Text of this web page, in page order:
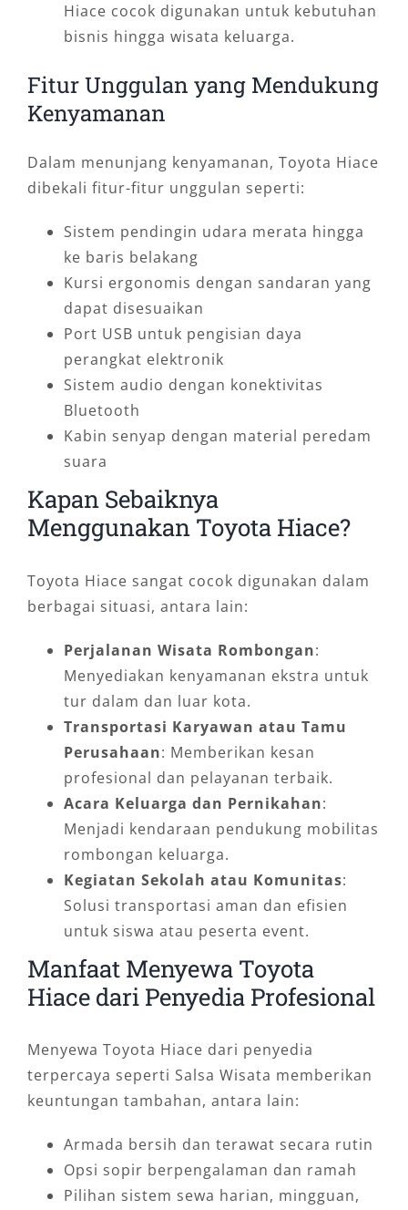
Hiace cocok digunakan untuk kebutuhan
bisnis hingga wisata keluarga.
Fitur Unggulan yang Mendukung
Kenyamanan
Dalam menunjang kenyamanan, Toyota Hiace
dibekali fitur-fitur unggulan seperti:
Sistem pendingin udara merata hingga
ke baris belakang
Kursi ergonomis dengan sandaran yang
dapat disesuaikan
Port USB untuk pengisian daya
perangkat elektronik
Sistem audio dengan konektivitas
Bluetooth
Kabin senyap dengan material peredam
suara
Kapan Sebaiknya
Menggunakan Toyota Hiace?
Toyota Hiace sangat cocok digunakan dalam
berbagai situasi, antara lain:
Perjalanan Wisata Rombongan:
Menyediakan kenyamanan ekstra untuk
tur dalam dan luar kota.
Transportasi Karyawan atau Tamu
Perusahaan: Memberikan kesan
profesional dan pelayanan terbaik.
Acara Keluarga dan Pernikahan:
Menjadi kendaraan pendukung mobilitas
rombongan keluarga.
Kegiatan Sekolah atau Komunitas:
Solusi transportasi aman dan efisien
untuk siswa atau peserta event.
Manfaat Menyewa Toyota
Hiace dari Penyedia Profesional
Menyewa Toyota Hiace dari penyedia
terpercaya seperti Salsa Wisata memberikan
keuntungan tambahan, antara lain:
Armada bersih dan terawat secara rutin
Opsi sopir berpengalaman dan ramah
Pilihan sistem sewa harian, mingguan,